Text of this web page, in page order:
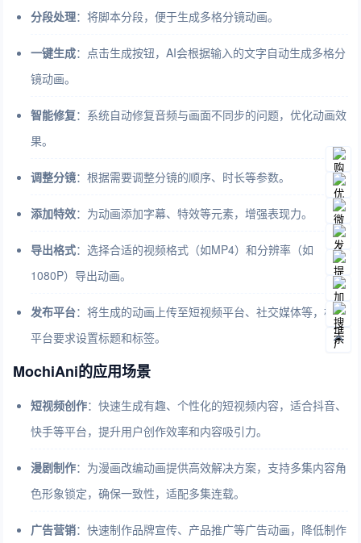
分段处理：将脚本分段，便于生成多格分镜动画。
一键生成：点击生成按钮，AI会根据输入的文字自动生成多格分
镜动画。
智能修复：系统自动修复音频与画面不同步的问题，优化动画效
果。
调整分镜：根据需要调整分镜的顺序、时长等参数。
添加特效：为动画添加字幕、特效等元素，增强表现力。
导出格式：选择合适的视频格式（如MP4）和分辨率（如
1080P）导出动画。
发布平台：将生成的动画上传至短视频平台、社交媒体等，根据
平台要求设置标题和标签。
MochiAni的应用场景
短视频创作：快速生成有趣、个性化的短视频内容，适合抖音、
快手等平台，提升用户创作效率和内容吸引力。
漫剧制作：为漫画改编动画提供高效解决方案，支持多集内容角
色形象锁定，确保一致性，适配多集连载。
广告营销：快速制作品牌宣传、产品推广等广告动画，降低制作